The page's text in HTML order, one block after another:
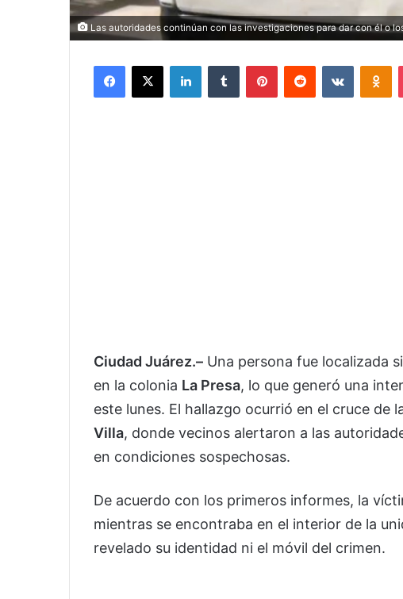
Las autoridades continúan con las investigaciones para dar con él o
Facebook
X LinkedInTumblr PinterestReddit VKontakte
Ciudad Juárez.– Una persona fue localizada
en la colonia La Presa, lo que generó una
este lunes. El hallazgo ocurrió en el cruce de
Villa, donde vecinos alertaron a las
en condiciones sospechosas.
De acuerdo con los primeros informes, la
mientras se encontraba en el interior de la
revelado su identidad ni el móvil del crimen.